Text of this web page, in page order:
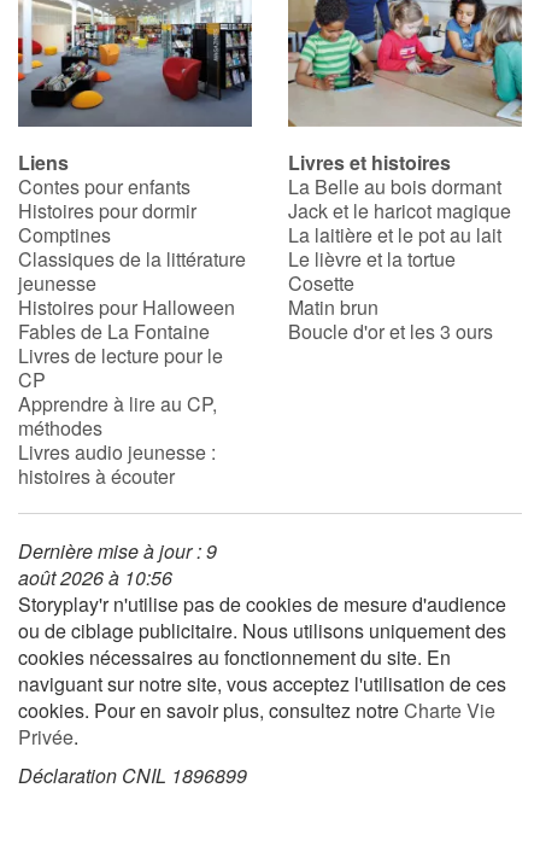
Rencontres et témoignages
Contes d'ici et d'ailleurs
Autour de la lecture
Apprendre à lire
Livre audio
Activités et ateliers
Apprendre les langues
Dyslexie, troubles de la lecture
Nos listes de lecture
Les plus lus
Coups de coeur
Liens
Contes pour enfants
Histoires pour dormir
Comptines
Classiques de la littérature
jeunesse
Histoires pour Halloween
Fables de La Fontaine
Livres de lecture pour le
CP
Apprendre à lire au CP,
méthodes
Livres audio jeunesse :
histoires à écouter
Livres et histoires
La Belle au bois dormant
Jack et le haricot magique
La laitière et le pot au lait
Le lièvre et la tortue
Cosette
Matin brun
Boucle d'or et les 3 ours
Dernière mise à jour : 9
août 2026 à 10:56
Storyplay'r n'utilise pas de cookies de mesure d'audience
ou de ciblage publicitaire. Nous utilisons uniquement des
cookies nécessaires au fonctionnement du site. En
naviguant sur notre site, vous acceptez l'utilisation de ces
cookies. Pour en savoir plus, consultez notreCharte Vie
Privée.
Déclaration CNIL 1896899